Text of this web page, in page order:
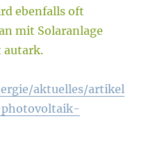
ebenfalls oft
mit Solaranlage
autark.
aktuelles/artikel